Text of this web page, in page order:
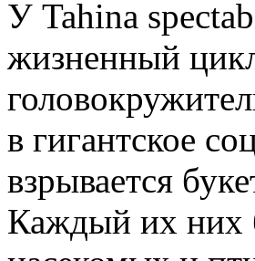
У Tahina
жизненный
в гигантское
взрывается
Каждый их них